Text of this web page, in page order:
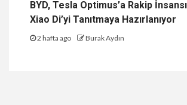
BYD, Tesla Optimus’a Rakip
Xiao Di’yi Tanıtmaya Hazırlanıyor
2 hafta ago Burak Aydın